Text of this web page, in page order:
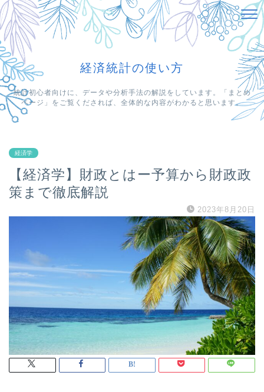
経済統計の使い方
統計初心者向けに、データや分析手法の解説をしています。「まとめ
ページ」をご覧くだされば、全体的な内容がわかると思います。
経済学
【経済学】財政とはー予算から財政政
策まで徹底解説
2023年8月20日